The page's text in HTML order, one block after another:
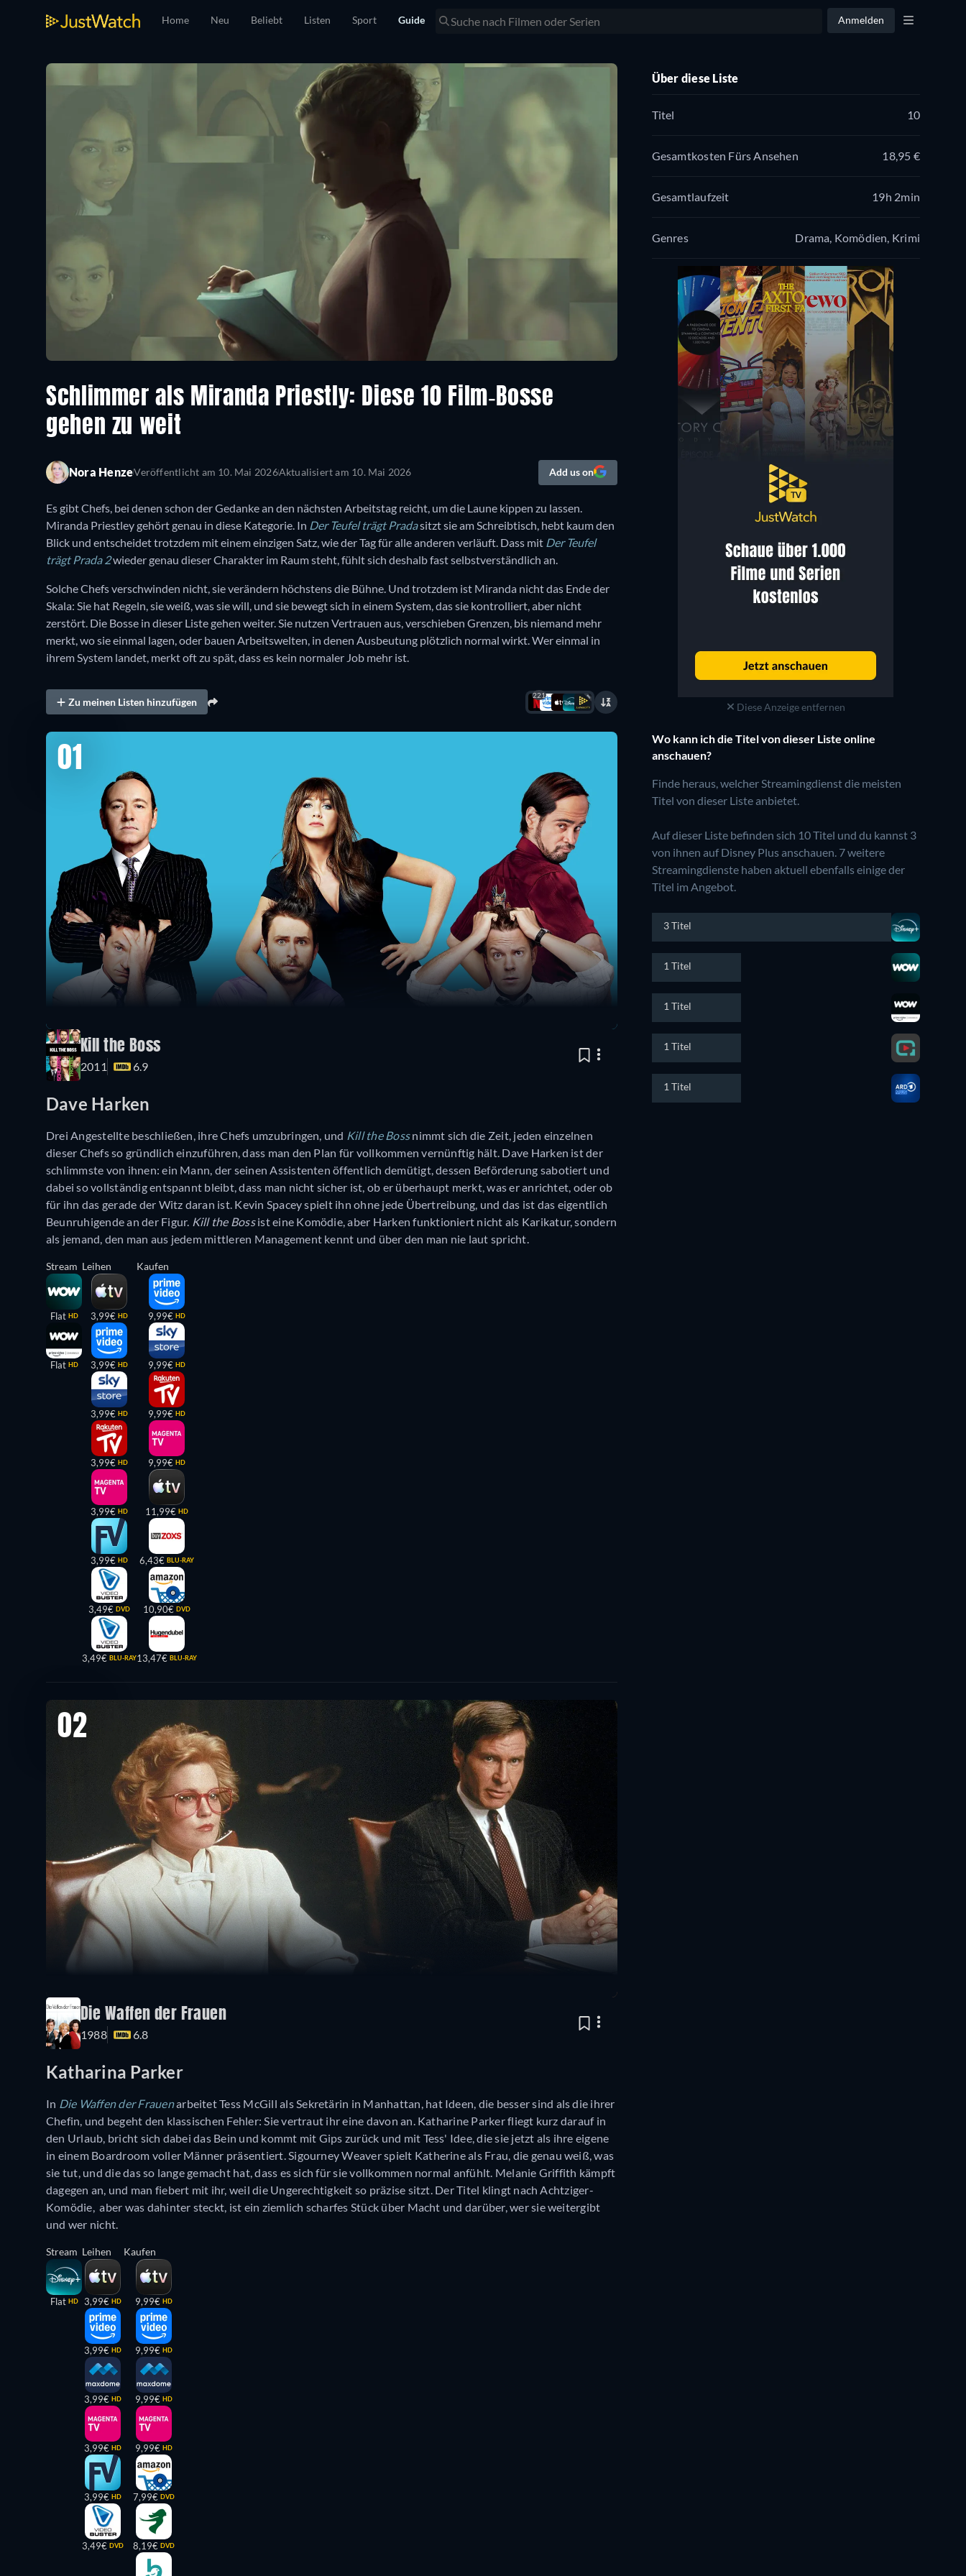
Home Neu Beliebt Listen Sport Guide Anmelden
Schlimmer als Miranda Priestly: Diese 10 Film-Bosse
gehen zu weit
Nora HenzeVeröffentlicht am 10. Mai 2026Aktualisiert am 10. Mai 2026 Add us on
Es gibt Chefs, bei denen schon der Gedanke an den nächsten Arbeitstag reicht, um die Laune kippen zu lassen.
Miranda Priestley gehört genau in diese Kategorie. In Der Teufel trägt Pradasitzt sie am Schreibtisch, hebt kaum den
Blick und entscheidet trotzdem mit einem einzigen Satz, wie der Tag für alle anderen verläuft. Dass mit Der Teufel
trägt Prada 2wieder genau dieser Charakter im Raum steht, fühlt sich deshalb fast selbstverständlich an.
Solche Chefs verschwinden nicht, sie verändern höchstens die Bühne. Und trotzdem ist Miranda nicht das Ende der
Skala: Sie hat Regeln, sie weiß, was sie will, und sie bewegt sich in einem System, das sie kontrolliert, aber nicht
zerstört. Die Bosse in dieser Liste gehen weiter. Sie nutzen Vertrauen aus, verschieben Grenzen, bis niemand mehr
merkt, wo sie einmal lagen, oder bauen Arbeitswelten, in denen Ausbeutung plötzlich normal wirkt. Wer einmal in
ihrem System landet, merkt oft zu spät, dass es kein normaler Job mehr ist.
Zu meinen Listen hinzufügen
221
01
Kill the Boss
2011 6.9
Dave Harken
Drei Angestellte beschließen, ihre Chefs umzubringen, und Kill the Bossnimmt sich die Zeit, jeden einzelnen
dieser Chefs so gründlich einzuführen, dass man den Plan für vollkommen vernünftig hält. Dave Harken ist der
schlimmste von ihnen: ein Mann, der seinen Assistenten öffentlich demütigt, dessen Beförderung sabotiert und
dabei so vollständig entspannt bleibt, dass man nicht sicher ist, ob er überhaupt merkt, was er anrichtet, oder ob
für ihn das gerade der Witz daran ist. Kevin Spacey spielt ihn ohne jede Übertreibung, und das ist das eigentlich
Beunruhigende an der Figur. Kill the Bossist eine Komödie, aber Harken funktioniert nicht als Karikatur, sondern
als jemand, den man aus jedem mittleren Management kennt und über den man nie laut spricht.
Stream
Flat HD
Flat HD
Leihen
3,99€ HD
3,99€ HD
3,99€ HD
3,99€ HD
3,99€ HD
3,99€ HD
3,49€ DVD
3,49€ BLU-RAY
Kaufen
9,99€ HD
9,99€ HD
9,99€ HD
9,99€ HD
11,99€ HD
6,43€ BLU-RAY
10,90€ DVD
13,47€ BLU-RAY
02
Die Waffen der Frauen
1988 6.8
Katharina Parker
In Die Waffen der Frauenarbeitet Tess McGill als Sekretärin in Manhattan, hat Ideen, die besser sind als die ihrer
Chefin, und begeht den klassischen Fehler: Sie vertraut ihr eine davon an. Katharine Parker fliegt kurz darauf in
den Urlaub, bricht sich dabei das Bein und kommt mit Gips zurück und mit Tess' Idee, die sie jetzt als ihre eigene
in einem Boardroom voller Männer präsentiert. Sigourney Weaver spielt Katherine als Frau, die genau weiß, was
sie tut, und die das so lange gemacht hat, dass es sich für sie vollkommen normal anfühlt. Melanie Griffith kämpft
dagegen an, und man fiebert mit ihr, weil die Ungerechtigkeit so präzise sitzt. Der Titel klingt nach Achtziger-
Komödie, aber was dahinter steckt, ist ein ziemlich scharfes Stück über Macht und darüber, wer sie weitergibt
und wer nicht.
Stream
Flat HD
Leihen
3,99€ HD
3,99€ HD
3,99€ HD
3,99€ HD
3,99€ HD
3,49€ DVD
Kaufen
9,99€ HD
9,99€ HD
9,99€ HD
9,99€ HD
7,99€ DVD
8,19€ DVD
Über diese Liste
Titel 10
Gesamtkosten Fürs Ansehen 18,95 €
Gesamtlaufzeit 19h 2min
Genres Drama, Komödien, Krimi
Diese Anzeige entfernen
Wo kann ich die Titel von dieser Liste online
anschauen?
Finde heraus, welcher Streamingdienst die meisten
Titel von dieser Liste anbietet.
Auf dieser Liste befinden sich 10 Titel und du kannst 3
von ihnen auf Disney Plus anschauen. 7 weitere
Streamingdienste haben aktuell ebenfalls einige der
Titel im Angebot.
3 Titel
1 Titel
1 Titel
1 Titel
1 Titel